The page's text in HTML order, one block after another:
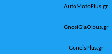
AutoMotoPlus.gr
GnosiGiaOlous.gr
GoneisPlus.gr